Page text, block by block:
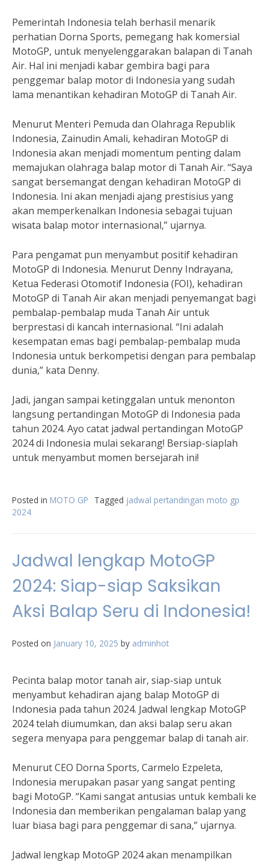
Pemerintah Indonesia telah berhasil menarik
perhatian Dorna Sports, pemegang hak komersial
MotoGP, untuk menyelenggarakan balapan di Tanah
Air. Hal ini menjadi kabar gembira bagi para
penggemar balap motor di Indonesia yang sudah
lama menantikan kehadiran MotoGP di Tanah Air.
Menurut Menteri Pemuda dan Olahraga Republik
Indonesia, Zainudin Amali, kehadiran MotoGP di
Indonesia akan menjadi momentum penting dalam
memajukan olahraga balap motor di Tanah Air. “Saya
sangat bersemangat dengan kehadiran MotoGP di
Indonesia. Ini akan menjadi ajang prestisius yang
akan memperkenalkan Indonesia sebagai tujuan
wisata balap motor internasional,” ujarnya.
Para pengamat pun menyambut positif kehadiran
MotoGP di Indonesia. Menurut Denny Indrayana,
Ketua Federasi Otomotif Indonesia (FOI), kehadiran
MotoGP di Tanah Air akan menjadi penyemangat bagi
pembalap-pembalap muda Tanah Air untuk
berprestasi di kancah internasional. “Ini adalah
kesempatan emas bagi pembalap-pembalap muda
Indonesia untuk berkompetisi dengan para pembalap
dunia,” kata Denny.
Jadi, jangan sampai ketinggalan untuk menonton
langsung pertandingan MotoGP di Indonesia pada
tahun 2024. Ayo catat jadwal pertandingan MotoGP
2024 di Indonesia mulai sekarang! Bersiap-siaplah
untuk menyambut momen bersejarah ini!
Posted in MOTO GP Tagged jadwal pertandingan moto gp
2024
Jadwal lengkap MotoGP
2024: Siap-siap Saksikan
Aksi Balap Seru di Indonesia!
Posted on January 10, 2025 by adminhot
Pecinta balap motor tanah air, siap-siap untuk
menyambut kehadiran ajang balap MotoGP di
Indonesia pada tahun 2024. Jadwal lengkap MotoGP
2024 telah diumumkan, dan aksi balap seru akan
segera menyapa para penggemar balap di tanah air.
Menurut CEO Dorna Sports, Carmelo Ezpeleta,
Indonesia merupakan pasar yang sangat penting
bagi MotoGP. “Kami sangat antusias untuk kembali ke
Indonesia dan memberikan pengalaman balap yang
luar biasa bagi para penggemar di sana,” ujarnya.
Jadwal lengkap MotoGP 2024 akan menampilkan